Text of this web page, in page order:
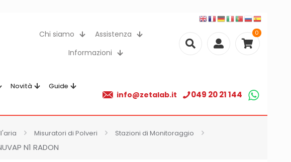
Chi siamo
Assistenza
Informazioni
0
Novità Guide
info@zetalab.it 049 20 21 144
Misuratori di Polveri Stazioni di Monitoraggio
N1 RADON